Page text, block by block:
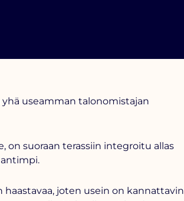
yhä useamman talonomistajan
on suoraan terassiin integroitu allas
haastavaa, joten usein on kannattavin